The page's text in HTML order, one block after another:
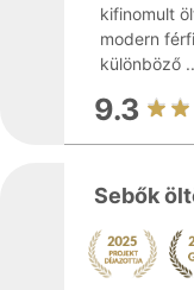
kifinomult
modern
különböző
9.3
Sebők